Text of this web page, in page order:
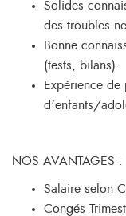
Solides
des troubles
Bonne
(tests, bilans).
Expérience de
d’enfants/
NOS AVANTAGES :
Salaire selon
Congés